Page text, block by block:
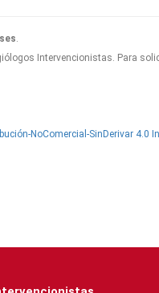
.
Intervencionistas. Para
NoComercial-SinDerivar 4.0